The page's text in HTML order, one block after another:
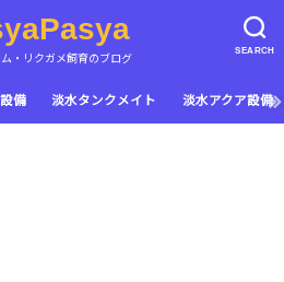
SEARCH
・リクガメ飼育のブログ
備 淡水タンクメイト 淡水アクア設備